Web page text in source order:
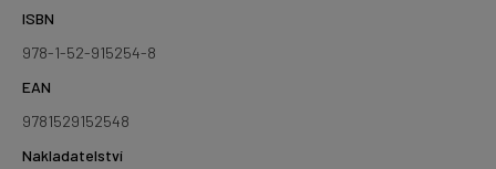
ISBN
978-1-52-915254-8
EAN
9781529152548
Nakladatelství